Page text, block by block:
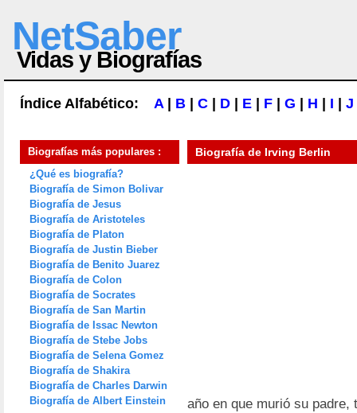
NetSaber
Vidas y Biografías
Índice Alfabético: A| B C D E F G H I J
Biografías más populares :
¿Qué es biografía?
Biografía de Simon Bolivar
Biografía de Jesus
Biografía de Aristoteles
Biografía de Platon
Biografía de Justin Bieber
Biografía de Benito Juarez
Biografía de Colon
Biografía de Socrates
Biografía de San Martin
Biografía de Issac Newton
Biografía de Stebe Jobs
Biografía de Selena Gomez
Biografía de Shakira
Biografía de Charles Darwin
Biografía de Albert Einstein
Biografía de Irving Berlin
año en que murió su padre,